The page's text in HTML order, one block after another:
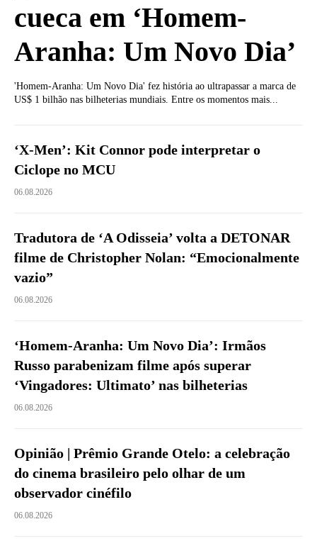
cueca em ‘Homem-
Aranha: Um Novo Dia’
'Homem-Aranha: Um Novo Dia' fez história ao ultrapassar a marca de
US$ 1 bilhão nas bilheterias mundiais. Entre os momentos mais...
‘X-Men’: Kit Connor pode interpretar o
Ciclope no MCU
06.08.2026
Tradutora de ‘A Odisseia’ volta a DETONAR
filme de Christopher Nolan: “Emocionalmente
vazio”
06.08.2026
‘Homem-Aranha: Um Novo Dia’: Irmãos
Russo parabenizam filme após superar
‘Vingadores: Ultimato’ nas bilheterias
06.08.2026
Opinião | Prêmio Grande Otelo: a celebração
do cinema brasileiro pelo olhar de um
observador cinéfilo
06.08.2026